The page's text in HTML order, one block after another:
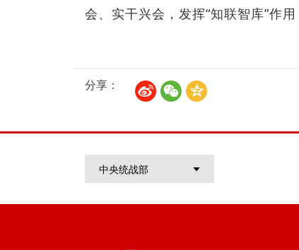
会、实干兴会，发挥“知联智库”作
分享：
中央统战部